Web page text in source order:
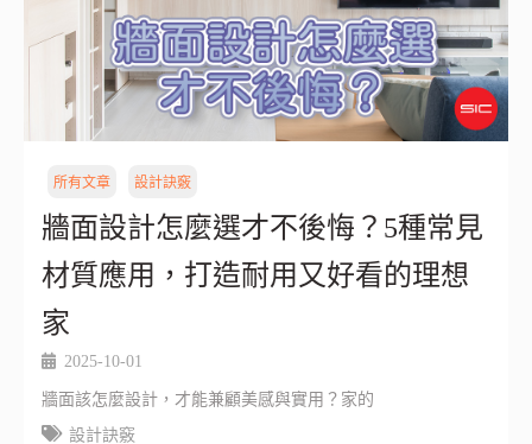
所有文章 設計訣竅
牆面設計怎麼選才不後悔？5種常見
材質應用，打造耐用又好看的理想
家
2025-10-01
牆面該怎麼設計，才能兼顧美感與實用？家的
設計訣竅